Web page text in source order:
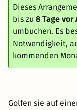
Dieses
bis zu 8 Tage vor
umbuchen. Es
Notwendigkeit,
kommenden
Golfen sie auf